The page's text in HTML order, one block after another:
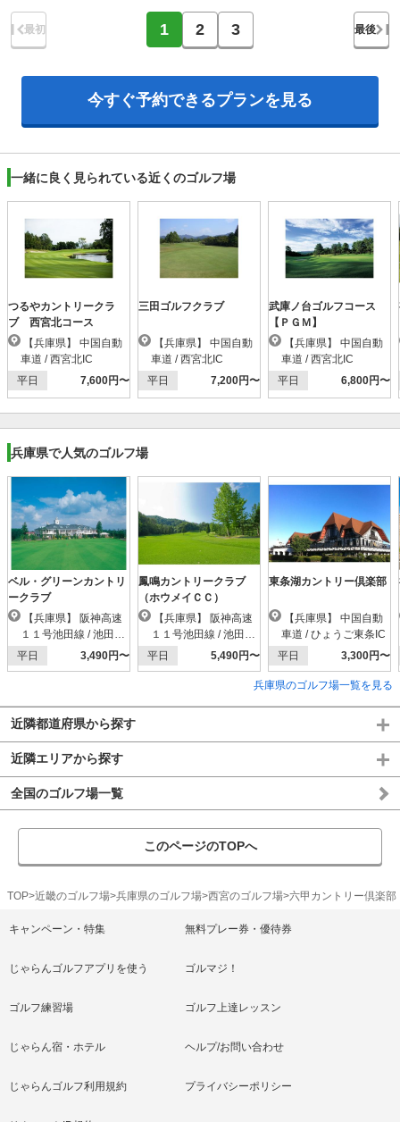
最初 1 2 3 最後
今すぐ予約できるプランを見る
一緒に良く見られている近くのゴルフ場
つるやカントリークラ
ブ 西宮北コース
車道 / 西宮北IC
平日
7,600円〜
三田ゴルフクラブ
車道 / 西宮北IC
平日
7,200円〜
武庫ノ台ゴルフコース
【ＰＧＭ】
車道 / 西宮北IC
平日
6,800円〜
兵庫県で人気のゴルフ場
ベル・グリーンカントリ
ークラブ
１１号池田線 / 池田木
部IC
平日 3,490円〜
鳳鳴カントリークラブ
（ホウメイＣＣ）
１１号池田線 / 池田木
部IC
平日 5,490円〜
東条湖カントリー倶楽部
車道 / ひょうご東条IC
平日
3,300円〜
兵庫県のゴルフ場一覧を見る
近隣都道府県から探す
近隣エリアから探す
全国のゴルフ場一覧
このページのTOPへ
TOP 近畿のゴルフ場 兵庫県のゴルフ場 西宮のゴルフ場 六甲カントリー倶楽
キャンペーン・特集 無料プレー券・優待券
じゃらんゴルフアプリを使う ゴルマジ！
ゴルフ練習場 ゴルフ上達レッスン
じゃらん宿・ホテル ヘルプ/お問い合わせ
じゃらんゴルフ利用規約 プライバシーポリシー